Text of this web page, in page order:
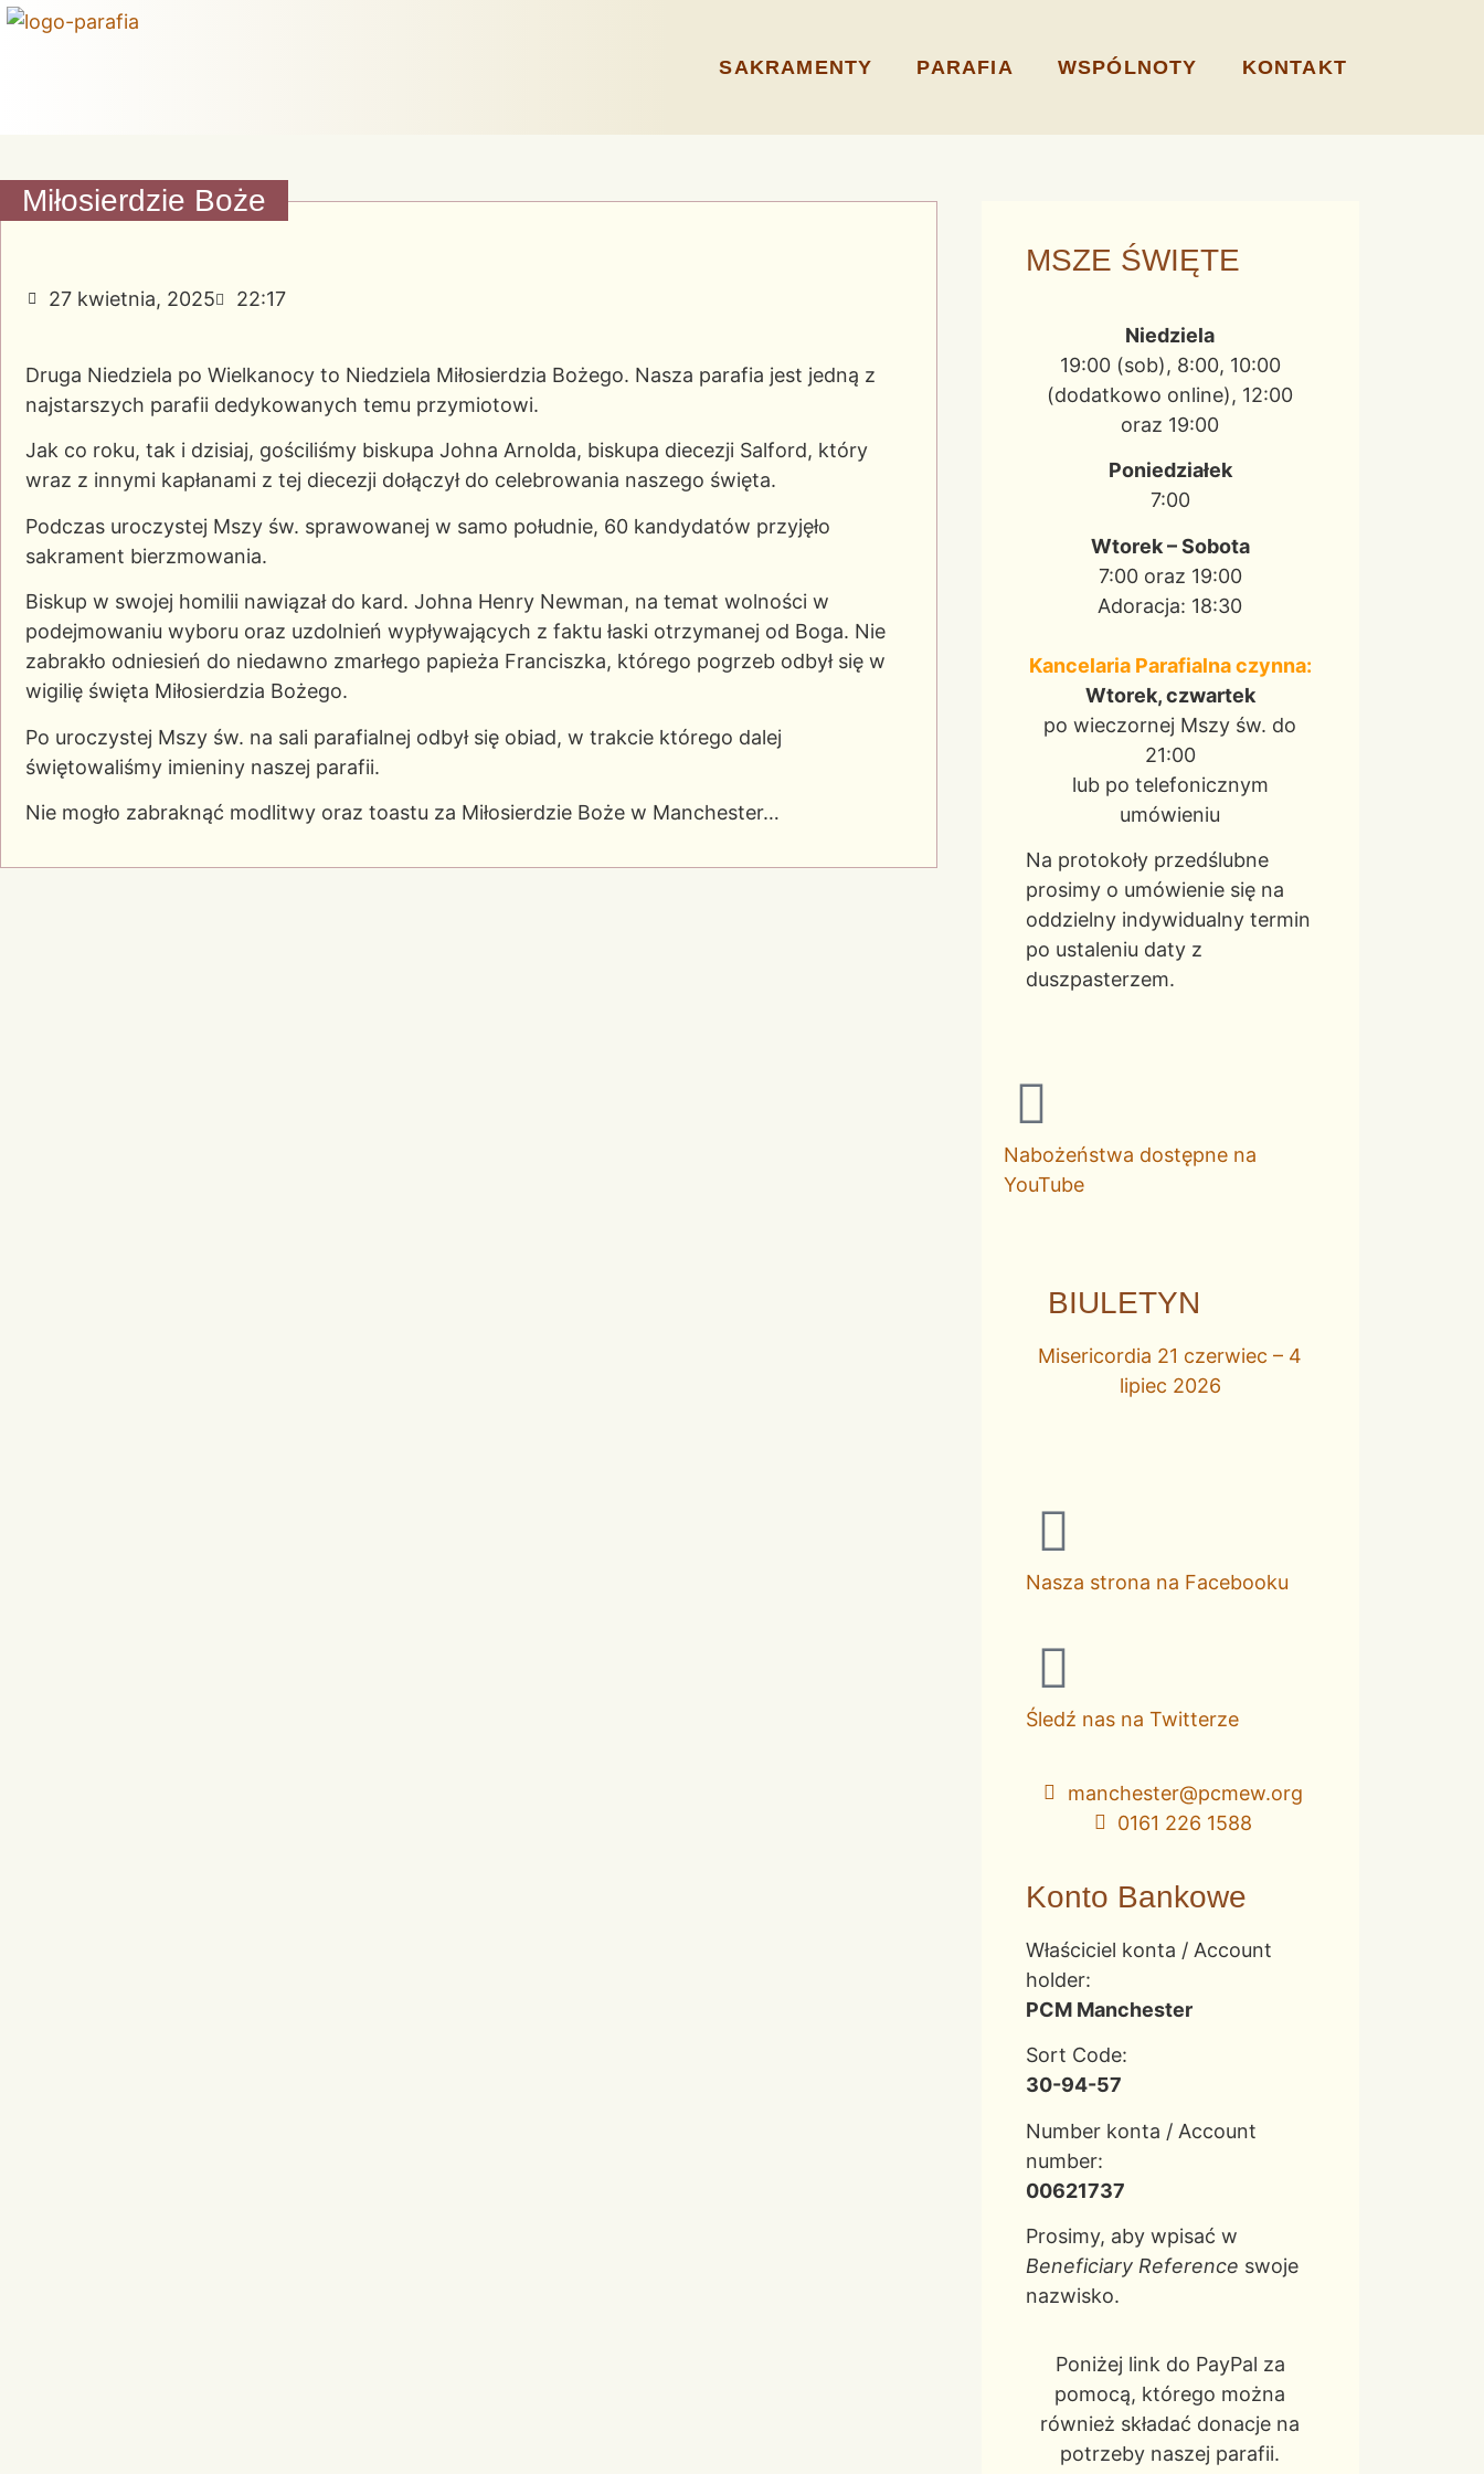
SAKRAMENTY PARAFIA WSPÓLNOTY KONTAKT
Miłosierdzie Boże
27 kwietnia, 2025 22:17
Druga Niedziela po Wielkanocy to Niedziela Miłosierdzia Bożego. Nasza parafia jest jedną z
najstarszych parafii dedykowanych temu przymiotowi.
Jak co roku, tak i dzisiaj, gościliśmy biskupa Johna Arnolda, biskupa diecezji Salford, który
wraz z innymi kapłanami z tej diecezji dołączył do celebrowania naszego święta.
Podczas uroczystej Mszy św. sprawowanej w samo południe, 60 kandydatów przyjęło
sakrament bierzmowania.
Biskup w swojej homilii nawiązał do kard. Johna Henry Newman, na temat wolności w
podejmowaniu wyboru oraz uzdolnień wypływających z faktu łaski otrzymanej od Boga. Nie
zabrakło odniesień do niedawno zmarłego papieża Franciszka, którego pogrzeb odbył się w
wigilię święta Miłosierdzia Bożego.
Po uroczystej Mszy św. na sali parafialnej odbył się obiad, w trakcie którego dalej
świętowaliśmy imieniny naszej parafii.
Nie mogło zabraknąć modlitwy oraz toastu za Miłosierdzie Boże w Manchester…
MSZE ŚWIĘTE
Niedziela
19:00 (sob), 8:00, 10:00
(dodatkowo online), 12:00
oraz 19:00
Poniedziałek
7:00
Wtorek – Sobota
7:00 oraz 19:00
Adoracja: 18:30
Kancelaria Parafialna czynna:
Wtorek, czwartek
po wieczornej Mszy św. do
21:00
lub po telefonicznym
umówieniu
Na protokoły przedślubne
prosimy o umówienie się na
oddzielny indywidualny termin
po ustaleniu daty z
duszpasterzem.
Nabożeństwa dostępne na
YouTube
BIULETYN
Misericordia 21 czerwiec – 4
lipiec 2026
Nasza strona na Facebooku
Śledź nas na Twitterze
manchester@pcmew.org
0161 226 1588
Konto Bankowe
Właściciel konta / Account
holder:
PCM Manchester
Sort Code:
30-94-57
Number konta / Account
number:
00621737
Prosimy, aby wpisać w
Beneficiary Reference swoje
nazwisko.
Poniżej link do PayPal za
pomocą, którego można
również składać donacje na
potrzeby naszej parafii.